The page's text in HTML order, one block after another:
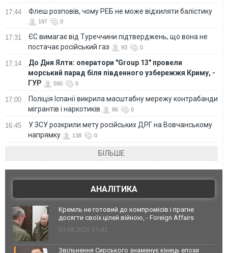
17:44 Флеш розповів, чому РЕБ не може відхиляти балістику
197 0
17:31
ЄС вимагає від Туреччини підтверджень, що вона не
постачає російський газ
93 0
17:14
До Дня Ялти: оператори "Group 13" провели
морський парад біля південного узбережжя Криму, -
ГУР
590 0
17:00
Поліція Іспанії викрила масштабну мережу контрабанди
мігрантів і наркотиків
86 0
16:45
У ЗСУ розкрили мету російських ДРГ на Вовчанському
напрямку
138 0
БІЛЬШЕ
АНАЛІТИКА
Кремль не готовий до компромісів і прагне
досягти своїх цілей війною, - Foreign Affairs
03.08.2026 13:02
Звільнення Сирського знаменує кінець епохи